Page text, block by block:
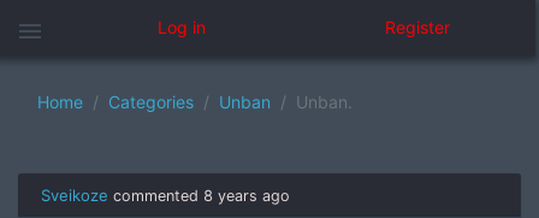
menu Log in Register
Home Categories Unban Unban.
Sveikoze commented 8 years ago